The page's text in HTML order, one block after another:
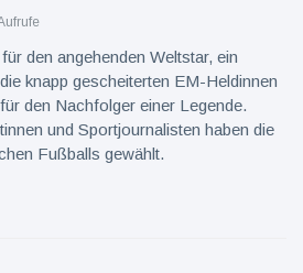
den angehenden Weltstar, ein
knapp gescheiterten EM-Heldinnen
den Nachfolger einer Legende.
und Sportjournalisten haben die
Fußballs gewählt.